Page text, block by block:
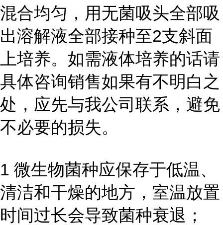
混合均匀，用无菌吸头全部吸
出溶解液全部接种至2支斜面
上培养。如需液体培养的话请
具体咨询销售如果有不明白之
处，应先与我公司联系，避免
不必要的损失。
1 微生物菌种应保存于低温、
清洁和干燥的地方，室温放置
时间过长会导致菌种衰退；